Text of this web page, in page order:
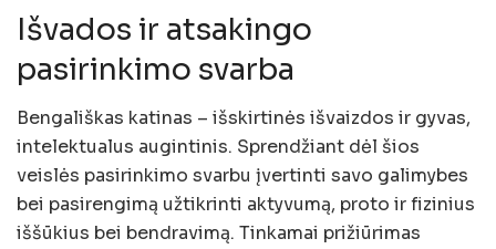
Išvados ir atsakingo
pasirinkimo svarba
Bengališkas katinas – išskirtinės išvaizdos ir gyvas,
intelektualus augintinis. Sprendžiant dėl šios
veislės pasirinkimo svarbu įvertinti savo galimybes
bei pasirengimą užtikrinti aktyvumą, proto ir fizinius
iššūkius bei bendravimą. Tinkamai prižiūrimas